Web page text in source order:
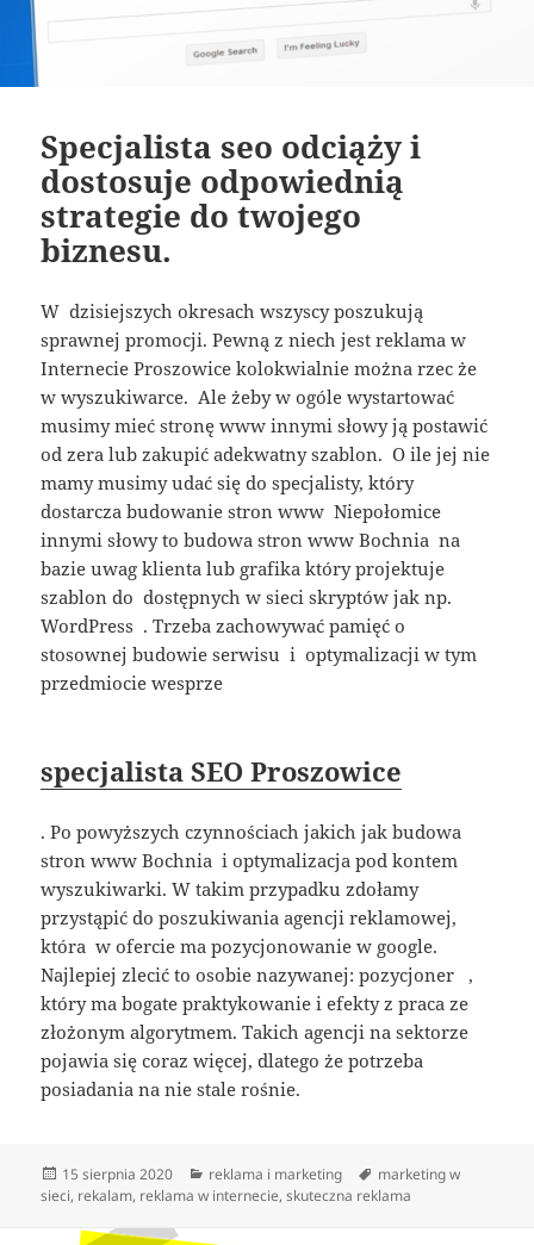
Specjalista seo odciąży i
dostosuje odpowiednią
strategie do twojego
biznesu.
W dzisiejszych okresach wszyscy poszukują
sprawnej promocji. Pewną z niech jest reklama w
Internecie Proszowice kolokwialnie można rzec że
w wyszukiwarce. Ale żeby w ogóle wystartować
musimy mieć stronę www innymi słowy ją postawić
od zera lub zakupić adekwatny szablon. O ile jej nie
mamy musimy udać się do specjalisty, który
dostarcza budowanie stron www Niepołomice
innymi słowy to budowa stron www Bochnia na
bazie uwag klienta lub grafika który projektuje
szablon do dostępnych w sieci skryptów jak np.
WordPress . Trzeba zachowywać pamięć o
stosownej budowie serwisu i optymalizacji w tym
przedmiocie wesprze
specjalista SEO Proszowice
. Po powyższych czynnościach jakich jak budowa
stron www Bochnia i optymalizacja pod kontem
wyszukiwarki. W takim przypadku zdołamy
przystąpić do poszukiwania agencji reklamowej,
która w ofercie ma pozycjonowanie w google.
Najlepiej zlecić to osobie nazywanej: pozycjoner ,
który ma bogate praktykowanie i efekty z praca ze
złożonym algorytmem. Takich agencji na sektorze
pojawia się coraz więcej, dlatego że potrzeba
posiadania na nie stale rośnie.
Data
publikacji
15 sierpnia 2020 Kategorie
reklama i marketing Tagi
marketing w
sieci, rekalam, reklama w internecie,skuteczna reklama